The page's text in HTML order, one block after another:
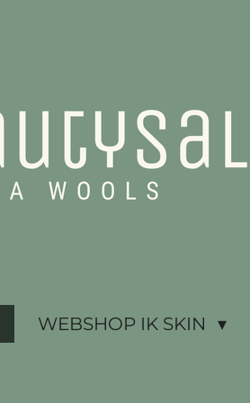
WEBSHOP IK SKIN